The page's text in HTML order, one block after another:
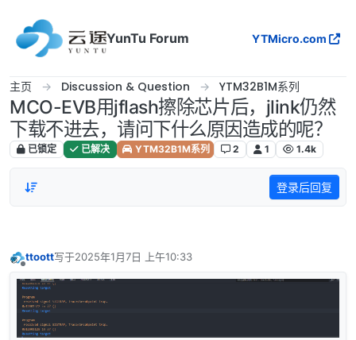
YunTu Forum
YTMicro.com
主页 Discussion & Question YTM32B1M系列
MCO-EVB用jflash擦除芯片后，jlink仍然
下载不进去，请问下什么原因造成的呢？
已锁定 已解决 YTM32B1M系列 2 1 1.4k
登录后回复
ttoott写于2025年1月7日 上午10:33
最后由 编辑